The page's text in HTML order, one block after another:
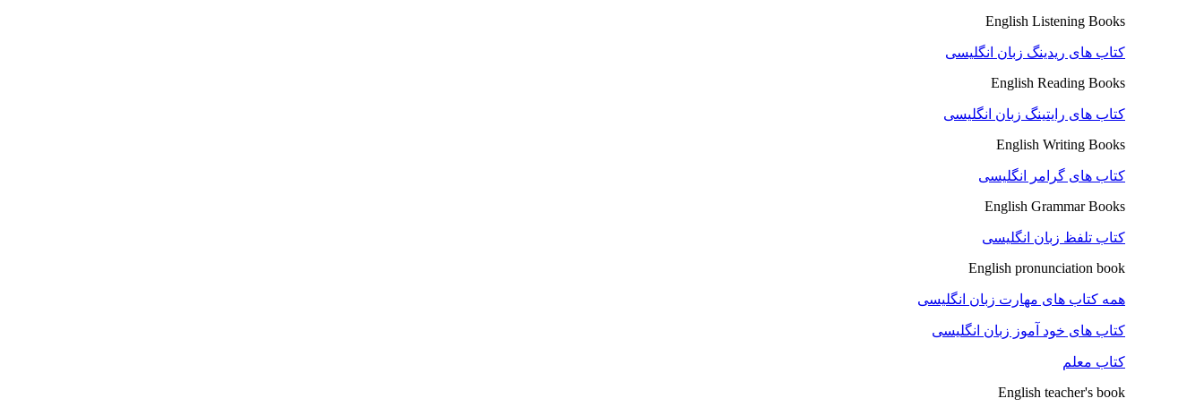
English Listening Books
کتاب های ریدینگ زبان انگلیسی
English Reading Books
کتاب های رایتینگ زبان انگلیسی
English Writing Books
کتاب های گرامر انگلیسی
English Grammar Books
کتاب تلفظ زبان انگلیسی
English pronunciation book
همه کتاب های مهارت زبان انگلیسی
کتاب های خود آموز زبان انگلیسی
کتاب معلم
English teacher's book